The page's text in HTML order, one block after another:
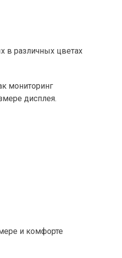
в различных цветах
мониторинг
дисплея.
и комфорте